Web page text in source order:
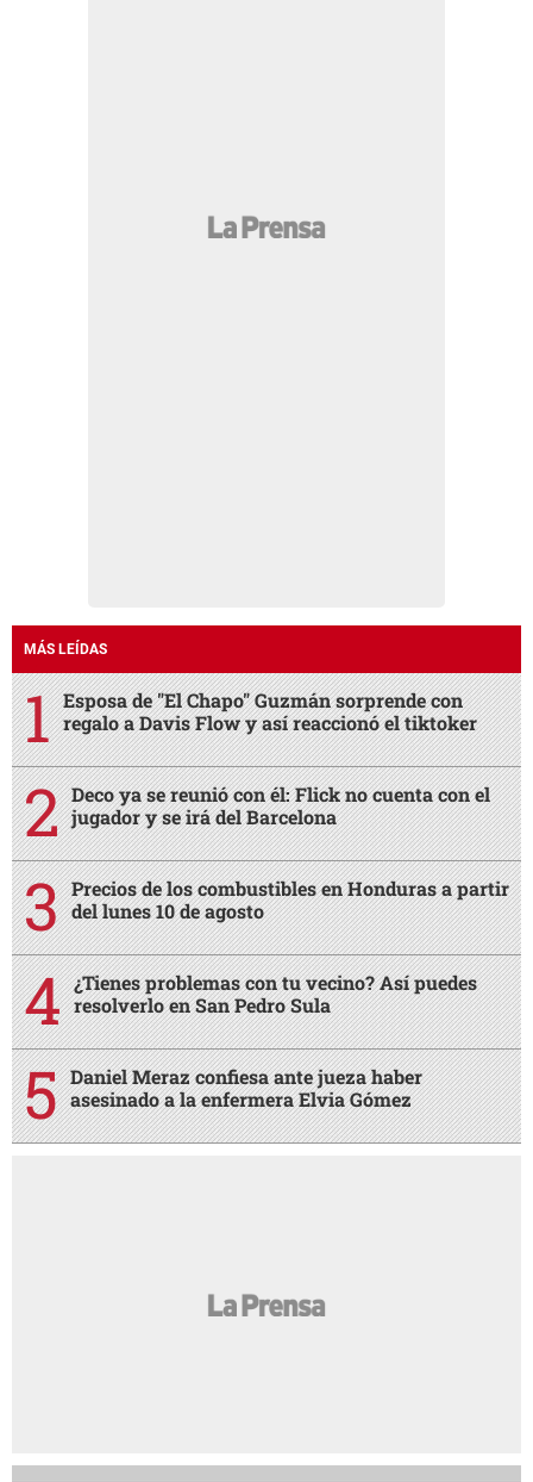
MÁS LEÍDAS
Esposa de "El Chapo" Guzmán sorprende con
regalo a Davis Flow y así reaccionó el tiktoker
Deco ya se reunió con él: Flick no cuenta con el
jugador y se irá del Barcelona
Precios de los combustibles en Honduras a partir
del lunes 10 de agosto
¿Tienes problemas con tu vecino? Así puedes
resolverlo en San Pedro Sula
Daniel Meraz confiesa ante jueza haber
asesinado a la enfermera Elvia Gómez